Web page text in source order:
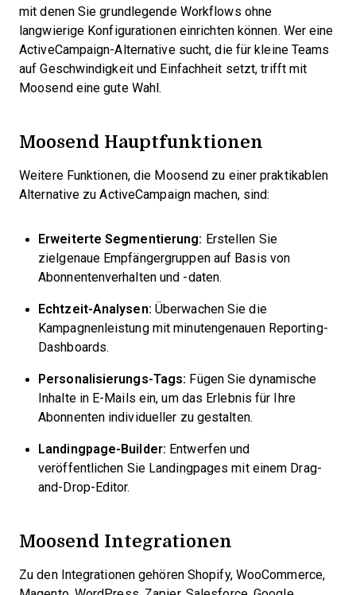
mit denen Sie grundlegende Workflows ohne
langwierige Konfigurationen einrichten können. Wer eine
ActiveCampaign-Alternative sucht, die für kleine Teams
auf Geschwindigkeit und Einfachheit setzt, trifft mit
Moosend eine gute Wahl.
Moosend Hauptfunktionen
Weitere Funktionen, die Moosend zu einer praktikablen
Alternative zu ActiveCampaign machen, sind:
Erweiterte Segmentierung: Erstellen Sie
zielgenaue Empfängergruppen auf Basis von
Abonnentenverhalten und -daten.
Echtzeit-Analysen: Überwachen Sie die
Kampagnenleistung mit minutengenauen Reporting-
Dashboards.
Personalisierungs-Tags: Fügen Sie dynamische
Inhalte in E-Mails ein, um das Erlebnis für Ihre
Abonnenten individueller zu gestalten.
Landingpage-Builder: Entwerfen und
veröffentlichen Sie Landingpages mit einem Drag-
and-Drop-Editor.
Moosend Integrationen
Zu den Integrationen gehören Shopify, WooCommerce,